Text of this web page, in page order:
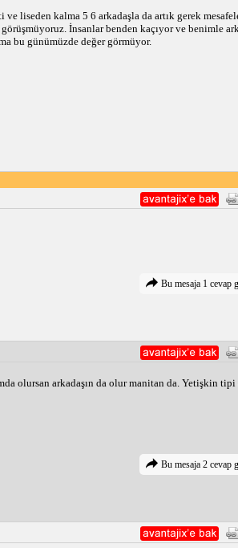
liseden kalma 5 6 arkadaşla da artık gerek
İnsanlar benden kaçıyor ve benimle
bu günümüzde değer görmüyor.
Bu mesaja 1 cevap
olursan arkadaşın da olur manitan da. Yetişkin tipi
Bu mesaja 2 cevap